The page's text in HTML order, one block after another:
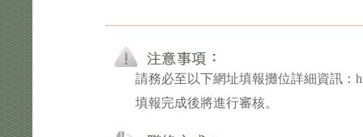
請務必至以下網址填報攤位詳細資訊：
填報完成後將進行審核。